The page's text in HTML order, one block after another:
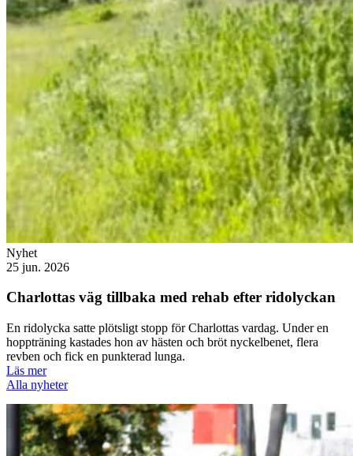
Nyhet
25 jun. 2026
Charlottas väg tillbaka med rehab efter ridolyckan
En ridolycka satte plötsligt stopp för Charlottas vardag. Under en
hoppträning kastades hon av hästen och bröt nyckelbenet, flera
revben och fick en punkterad lunga.
Läs mer
Alla nyheter